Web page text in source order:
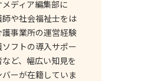
メディア編集部に
師や社会福祉士をは
護事業所の運営経験
ソフトの導入サポー
など、幅広い知見を
ーが在籍していま